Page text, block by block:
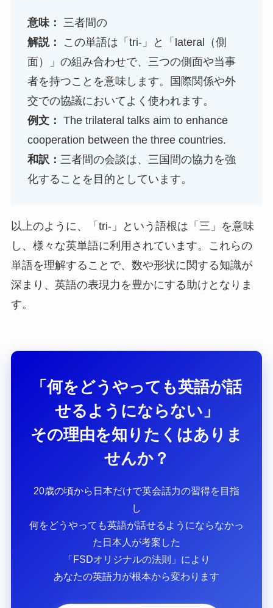
意味：
三者間の
解説：
この単語は「tri-」と「lateral（側
面）」の組み合わせで、三つの側面や当事
者を持つことを意味します。国際関係や外
交での協議においてよく使われます。
例文： The trilateral talks aim to enhance
cooperation between the three countries.
和訳： 三者間の会談は、三国間の協力を強
化することを目的としています。
以上のように、「tri-」という語根は「三」を意味
し、様々な英単語に利用されています。これらの
単語を理解することで、数や形状に関する知識が
深まり、英語の表現力を豊かにする助けとなりま
す。
「何をどうやっても英語が話
せるようにならない」
その理由を知りたくはありま
せんか？
20歳の頃から日本だけで英会話力の習得を目指
し
何をどうやっても英語が話せるようにならなかっ
た日本人が考案した
「FSDオリジナルの法則」により
あなたの英語力が根本から変わります